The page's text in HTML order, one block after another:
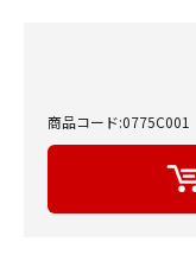
商品コード:0775C001